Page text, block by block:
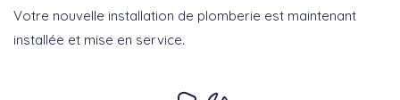
Votre nouvelle installation de plomberie est maintenant
installée et mise en service.